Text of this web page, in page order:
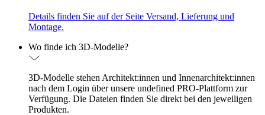
Details finden Sie auf der Seite Versand, Lieferung und
Montage.
Wo finde ich 3D-Modelle?
3D-Modelle stehen Architekt:innen und Innenarchitekt:innen
nach dem Login über unsere undefined PRO-Plattform zur
Verfügung. Die Dateien finden Sie direkt bei den jeweiligen
Produkten.